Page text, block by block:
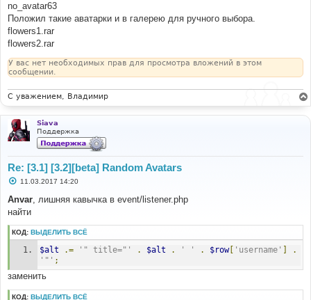
no_avatar63
Положил такие аватарки и в галерею для ручного выбора.
flowers1.rar
flowers2.rar
У вас нет необходимых прав для просмотра вложений в этом
сообщении.
С уважением, Владимир
Siava
Поддержка
Re: [3.1] [3.2][beta] Random Avatars
С
о
щ
н
и
11.03.2017 14:20
Anvar, лишняя кавычка в event/listener.php
найти
КОД: ВЫДЕЛИТЬ ВСЁ
$alt .= '" title="' . $alt . ' ' . $row[ 'username'
.
'"' ;
заменить
КОД: ВЫДЕЛИТЬ ВСЁ